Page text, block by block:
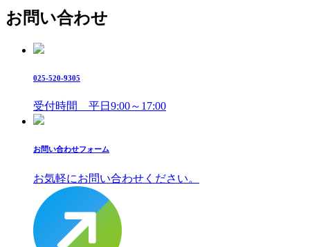
お問い合わせ
025-520-9305
受付時間 平日9:00～17:00
お問い合わせフォーム
お気軽にお問い合わせください。